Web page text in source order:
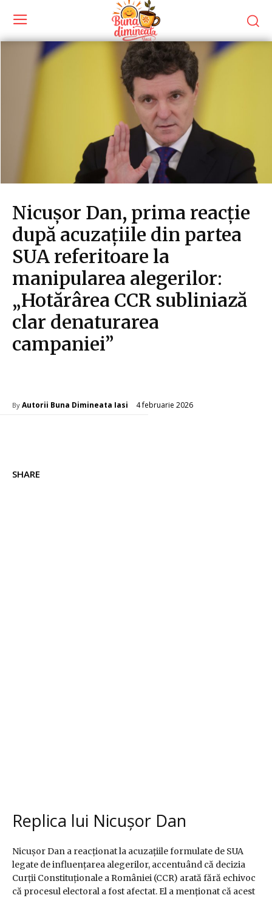
Nicușor Dan, prima reacție
după acuzațiile din partea
SUA referitoare la
manipularea alegerilor:
„Hotărârea CCR subliniază
clar denaturarea
campaniei”
By Autorii Buna Dimineata Iasi 4 februarie 2026
SHARE
Replica lui Nicușor Dan
Nicușor Dan a reacționat la acuzațiile formulate de SUA
legate de influențarea alegerilor, accentuând că decizia
Curții Constituționale a României (CCR) arată fără echivoc
că procesul electoral a fost afectat. El a menționat că acest